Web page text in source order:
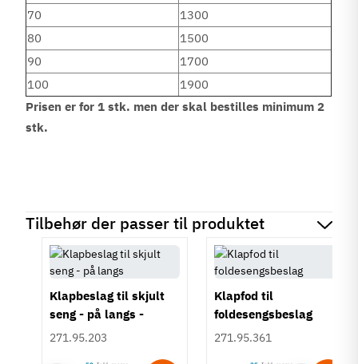
70
1300
80
1500
90
1700
100
1900
Prisen er for 1 stk. men der skal bestilles minimum 2
stk.
Tilbehør der passer til produktet
Klapbeslag til skjult
seng - på langs -
[Murphy bed]
271.95.203
Klapfod til
foldesengsbeslag
271.95.361